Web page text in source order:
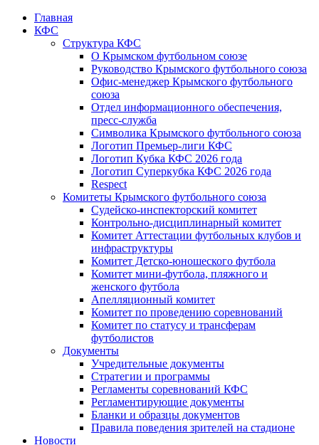
Главная
КФС
Структура КФС
О Крымском футбольном союзе
Руководство Крымского футбольного союза
Офис-менеджер Крымского футбольного
союза
Отдел информационного обеспечения,
пресс-служба
Символика Крымского футбольного союза
Логотип Премьер-лиги КФС
Логотип Кубка КФС 2026 года
Логотип Суперкубка КФС 2026 года
Respect
Комитеты Крымского футбольного союза
Судейско-инспекторский комитет
Контрольно-дисциплинарный комитет
Комитет Аттестации футбольных клубов и
инфраструктуры
Комитет Детско-юношеского футбола
Комитет мини-футбола, пляжного и
женского футбола
Апелляционный комитет
Комитет по проведению соревнований
Комитет по статусу и трансферам
футболистов
Документы
Учредительные документы
Стратегии и программы
Регламенты соревнований КФС
Регламентирующие документы
Бланки и образцы документов
Правила поведения зрителей на стадионе
Новости